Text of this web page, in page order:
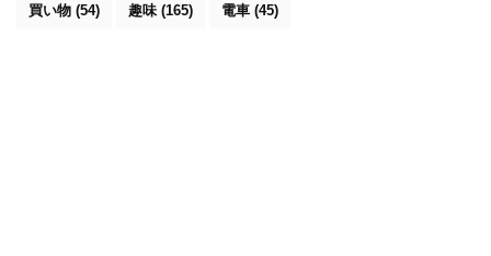
買い物 (54) 趣味 (165) 電車 (45)